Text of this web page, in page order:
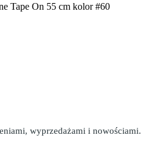
Tape On 55 cm kolor #60
wyprzedażami i nowościami.